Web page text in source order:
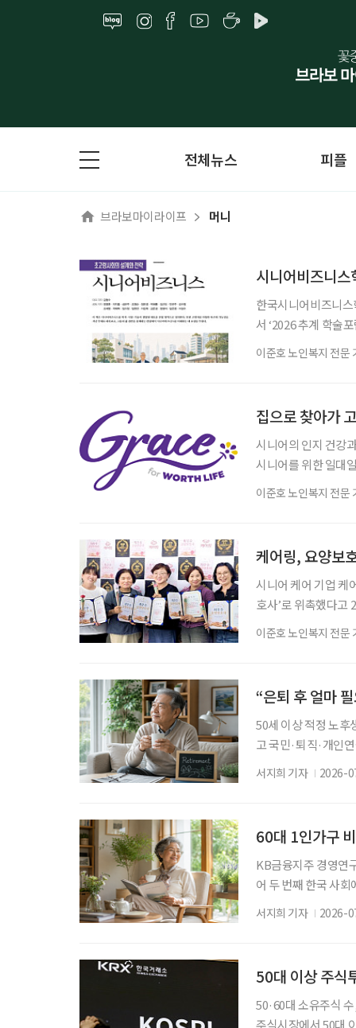
전체뉴스 피플
브라보마이라이프 머니
시니어비즈니
한국시니어비즈니
서 ‘2026 추계 학술
고 5일 밝혔다. 이
산업 전략을 논의
이준호 노인복지 전문
시니어의 인지 건강
시니어를 위한 일대
스는 전문 교육을
행하는 서비스다.
이준호 노인복지 전문
케어링, 요양보
시니어 케어 기업 케
호사’로 위촉했다고
이고 조직에 대한
가 높은 어르신을
이준호 노인복지 전문
“은퇴 후 얼마
50세 이상 적정 노후
고 국민·퇴직·개인
의 생활비’ 계산 중
후에 한 달에 얼마
서지희 기자 2026-
60대 1인가구
KB금융지주 경영연
어 두 번째 한국 사회
최근 6년 사이 10%
인가구 관점에서
서지희 기자 2026-
50대 이상 주식
50·60대 소유주식
주식시장에서 50대